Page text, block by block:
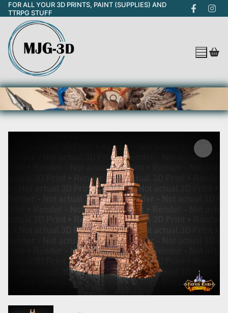
Skip
to
content
FOR ALL YOUR 3D PRINTS, PAINT (SUPPLIES) AND
TTRPG STUFF